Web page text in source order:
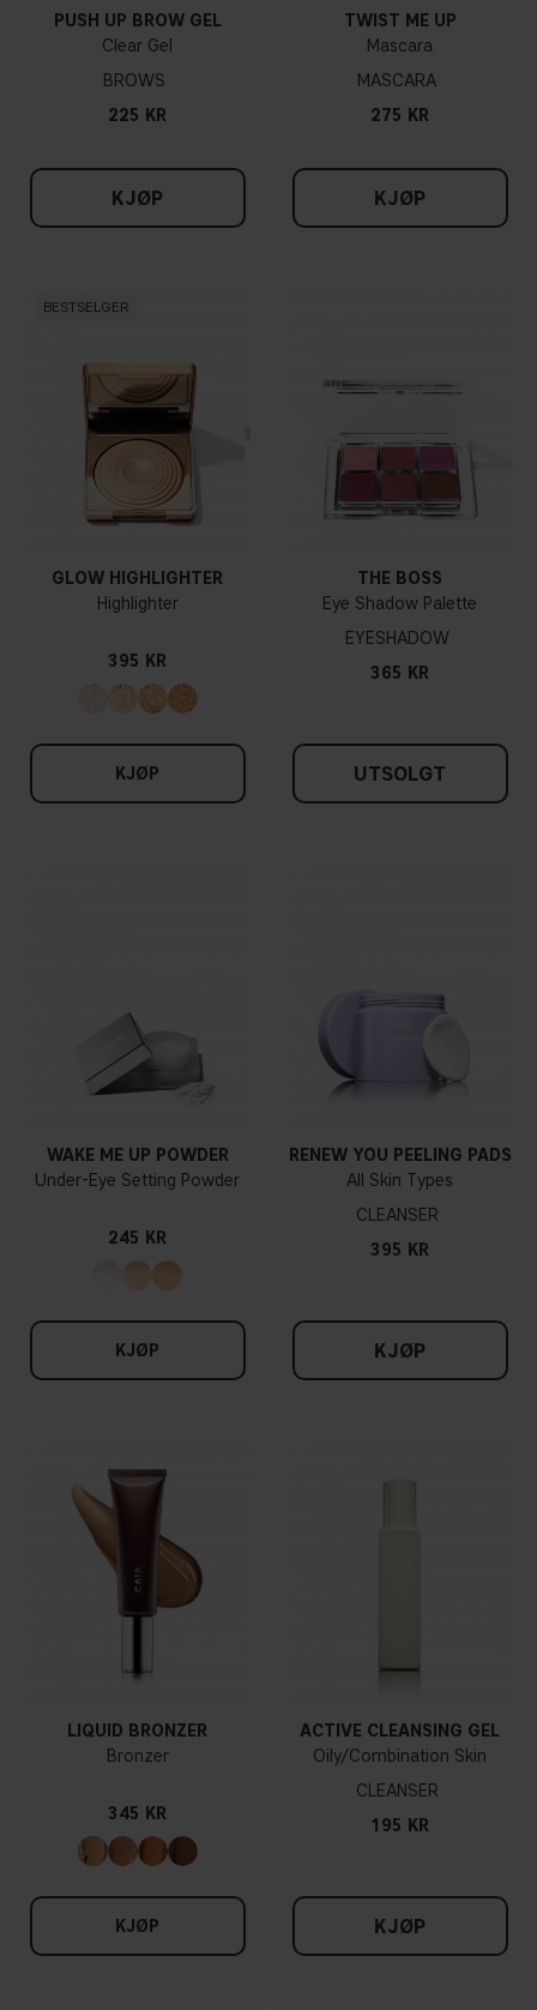
PUSH UP BROW GEL
Clear Gel
BROWS
225 KR
KJØP
TWIST ME UP
Mascara
MASCARA
275 KR
KJØP
BESTSELGER
GLOW HIGHLIGHTER
Highlighter
395 KR
KJØP
THE BOSS
Eye Shadow Palette
EYESHADOW
365 KR
UTSOLGT
WAKE ME UP POWDER
Under-Eye Setting Powder
245 KR
KJØP
RENEW YOU PEELING PADS
All Skin Types
CLEANSER
395 KR
KJØP
LIQUID BRONZER
Bronzer
345 KR
KJØP
ACTIVE CLEANSING GEL
Oily/Combination Skin
CLEANSER
195 KR
KJØP